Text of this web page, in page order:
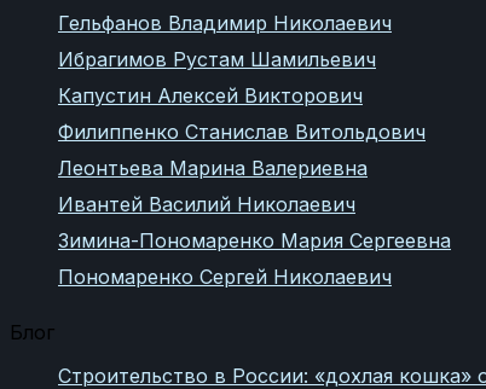
Гельфанов Владимир Николаевич
Ибрагимов Рустам Шамильевич
Капустин Алексей Викторович
Филиппенко Станислав Витольдович
Леонтьева Марина Валериевна
Ивантей Василий Николаевич
Зимина-Пономаренко Мария Сергеевна
Пономаренко Сергей Николаевич
Блог
Строительство в России: «дохлая